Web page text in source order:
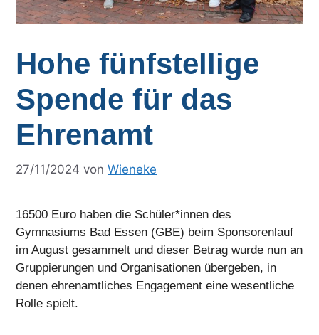
Hohe fünfstellige
Spende für das
Ehrenamt
27/11/2024 von Wieneke
16500 Euro haben die Schüler*innen des
Gymnasiums Bad Essen (GBE) beim Sponsorenlauf
im August gesammelt und dieser Betrag wurde nun an
Gruppierungen und Organisationen übergeben, in
denen ehrenamtliches Engagement eine wesentliche
Rolle spielt.